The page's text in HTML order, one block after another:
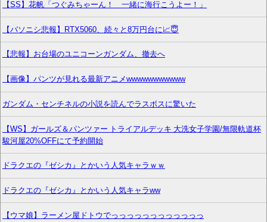
【SS】花帆「つぐみちゃーん！ 一緒に海行こうよー！」
【パソニシ悲報】RTX5060、続々と8万円台に📈😇
【悲報】お台場のユニコーンガンダム、撤去へ
【画像】パンツが見れる最新アニメwwwwwwwwwww
ガンダム・センチネルの小説を読んでラスボスに驚いた
【WS】ガールズ＆パンツァー トライアルデッキ 大洗女子学園/無限軌道杯
駿河屋20%OFFにて予約開始
ドラクエの『ゼシカ』とかいう人気キャラｗｗ
ドラクエの『ゼシカ』とかいう人気キャラww
【ウマ娘】ラーメン屋ドトウでっっっっっっっっっっっっ